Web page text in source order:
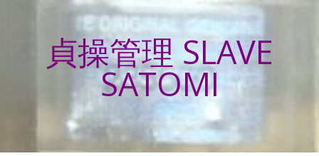
貞操管理 SLAVE
SATOMI